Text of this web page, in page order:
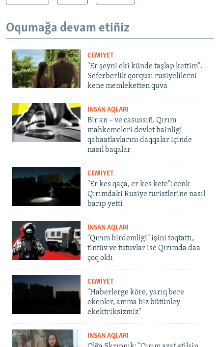
Oqumağa devam etiñiz
CEMİYET
"Er şeyni eki künde taşlap kettim".
Seferberlik qorqusı rusiyelilerni
kene memleketten quva
İNSAN AQLARI
Bir an – ve casussıñ. Qırım
mahkemeleri devlet hainligi
qabaatlavlarını daqqalar içinde
nasıl baqalar
CEMİYET
"Er kes qaça, er kes kete": cenk
Qırımdaki Rusiye turistlerine nasıl
barıp yetti
İNSAN AQLARI
"Qırım birdemligi" işini toqtattı,
tintüv ve tutuvlar ise Qırımda daa
çoq oldı
CEMİYET
"Haberlerge köre, yarıq bere
ekenler, amma biz bütünley
ekektriksizmiz"
İNSAN AQLARI